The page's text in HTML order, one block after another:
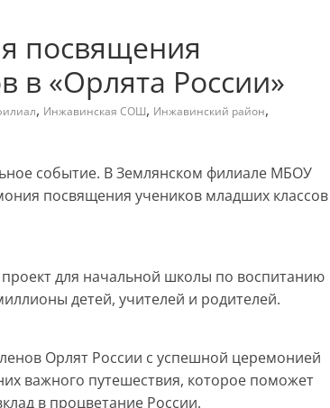
посвящения
в «Орлята России»
, Инжавинская СОШ, Инжавинский район,
событие. В Землянском филиале МБОУ
посвящения учеников младших классов
для начальной школы по воспитанию
детей, учителей и родителей.
Орлят России с успешной церемонией
важного путешествия, которое поможет
в процветание России.